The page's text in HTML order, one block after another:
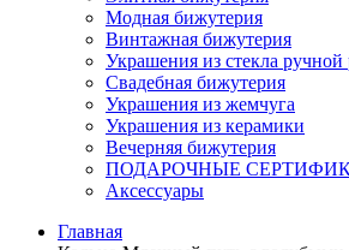
Модная бижутерия
Винтажная бижутерия
Украшения из стекла ручной
Свадебная бижутерия
Украшения из жемчуга
Украшения из керамики
Вечерняя бижутерия
ПОДАРОЧНЫЕ
Аксессуары
Главная